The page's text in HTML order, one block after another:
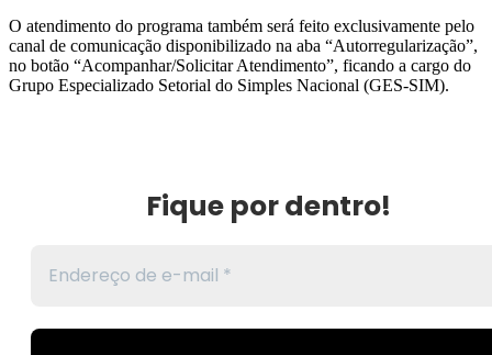
O atendimento do programa também será feito exclusivamente pelo
canal de comunicação disponibilizado na aba “Autorregularização”,
no botão “Acompanhar/Solicitar Atendimento”, ficando a cargo do
Grupo Especializado Setorial do Simples Nacional (GES-SIM).
Fique por dentro!